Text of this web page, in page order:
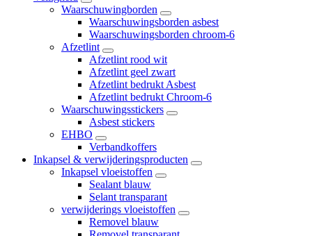
Waarschuwingborden
Waarschuwingsborden asbest
Waarschuwingsborden chroom-6
Afzetlint
Afzetlint rood wit
Afzetlint geel zwart
Afzetlint bedrukt Asbest
Afzetlint bedrukt Chroom-6
Waarschuwingsstickers
Asbest stickers
EHBO
Verbandkoffers
Inkapsel & verwijderingsproducten
Inkapsel vloeistoffen
Sealant blauw
Selant transparant
verwijderings vloeistoffen
Removel blauw